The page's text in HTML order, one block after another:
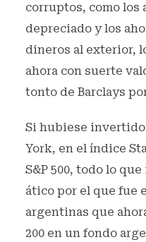
corruptos, como los
depreciado y los
dineros al exterior,
ahora con suerte
tonto de Barclays
Si hubiese invertido
York, en el índice
S&P 500, todo lo
ático por el que fue
argentinas que
200 en un fondo